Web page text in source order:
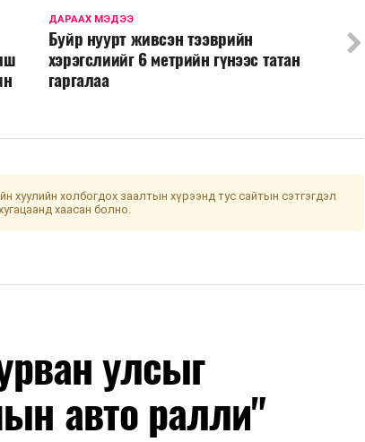
ДАРААХ МЭДЭЭ
Буйр нуурт живсэн тээврийн
хэрэгслиийг 6 метрийн гүнээс татан
гаргалаа
холбогдох заалтын хүрээнд тус сайтын сэтгэгдэл
хаасан болно.
улсыг
авто ралли"